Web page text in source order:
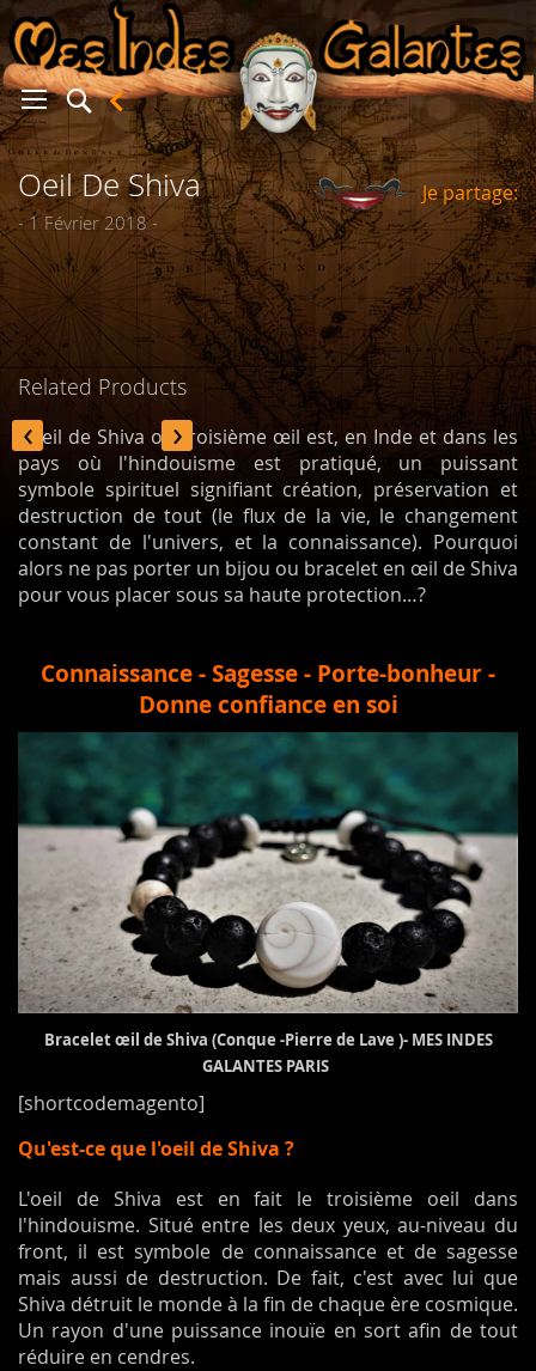
Oeil De Shiva
- 1 Février 2018 -
Je partage:
Related Products
‹ ›
L'oeil de Shiva ou troisième œil est, en Inde et dans les
pays où l'hindouisme est pratiqué, un puissant
symbole spirituel signifiant création, préservation et
destruction de tout (le flux de la vie, le changement
constant de l'univers, et la connaissance). Pourquoi
alors ne pas porter un bijou ou bracelet en œil de Shiva
pour vous placer sous sa haute protection…?
Connaissance - Sagesse - Porte-bonheur -
Donne confiance en soi
Bracelet œil de Shiva (Conque -Pierre de Lave )- MES INDES
GALANTES PARIS
[shortcodemagento]
Qu'est-ce que l'oeil de Shiva ?
L'oeil de Shiva est en fait le troisième oeil dans
l'hindouisme. Situé entre les deux yeux, au-niveau du
front, il est symbole de connaissance et de sagesse
mais aussi de destruction. De fait, c'est avec lui que
Shiva détruit le monde à la fin de chaque ère cosmique.
Un rayon d'une puissance inouïe en sort afin de tout
réduire en cendres.